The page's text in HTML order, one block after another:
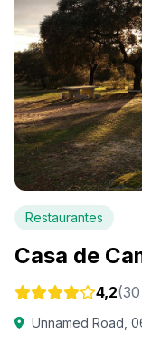
Restaurantes
Casa de
4,2
Unnamed Road,